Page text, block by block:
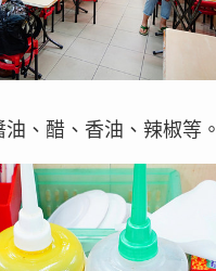
、醋、香油、辣椒等。